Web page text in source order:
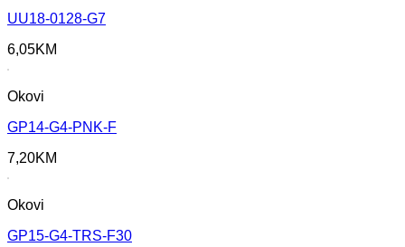
UU18-0128-G7
6,05KM
Okovi
GP14-G4-PNK-F
7,20KM
Okovi
GP15-G4-TRS-F30